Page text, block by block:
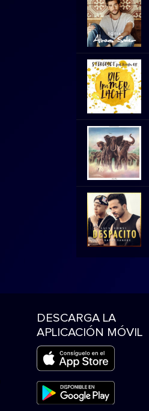
DESCARGA LA
APLICACIÓN MÓVIL